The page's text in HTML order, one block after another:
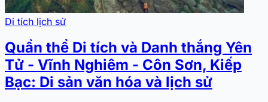
Di tích lịch sử
Quần thể Di tích và Danh thắng Yên
Tử - Vĩnh Nghiêm - Côn Sơn, Kiếp
Bạc: Di sản văn hóa và lịch sử